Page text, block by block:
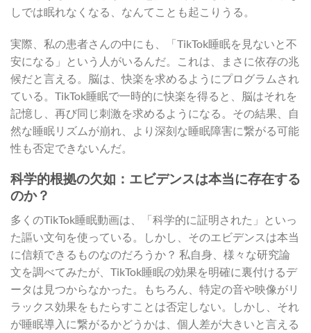
しでは眠れなくなる、なんてことも起こりうる。
実際、私の患者さんの中にも、「TikTok睡眠を見ないと不
安になる」という人がいるんだ。これは、まさに依存の兆
候だと言える。脳は、快楽を求めるようにプログラムされ
ている。TikTok睡眠で一時的に快楽を得ると、脳はそれを
記憶し、再び同じ刺激を求めるようになる。その結果、自
然な睡眠リズムが崩れ、より深刻な睡眠障害に繋がる可能
性も否定できないんだ。
科学的根拠の欠如：エビデンスは本当に存在する
のか？
多くのTikTok睡眠動画は、「科学的に証明された」といっ
た謳い文句を使っている。しかし、そのエビデンスは本当
に信頼できるものなのだろうか？ 私自身、様々な研究論
文を調べてみたが、TikTok睡眠の効果を明確に裏付けるデ
ータは見つからなかった。もちろん、特定の音や映像がリ
ラックス効果をもたらすことは否定しない。しかし、それ
が睡眠導入に繋がるかどうかは、個人差が大きいと言える